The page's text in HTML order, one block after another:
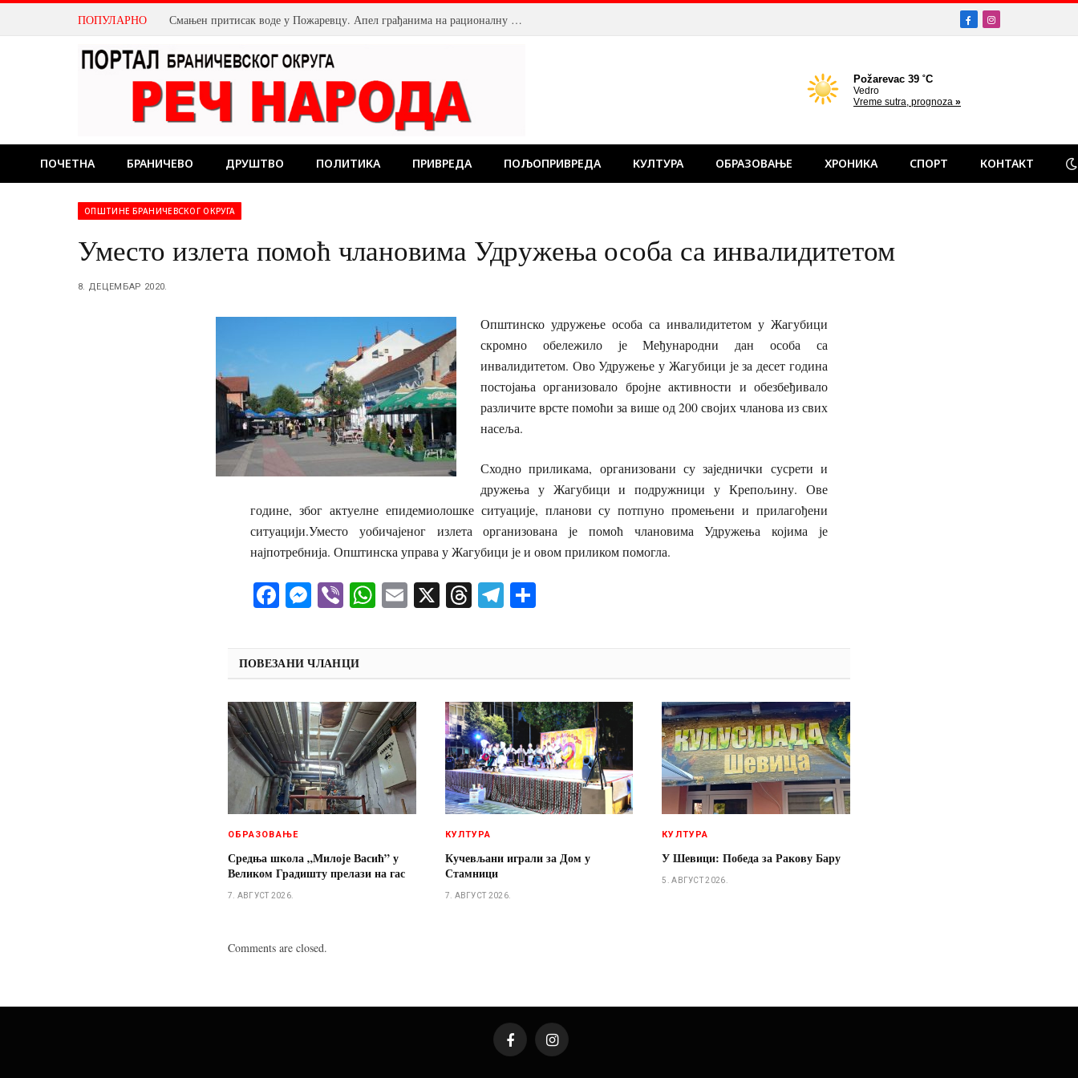
ПОПУЛАРНО Смањен притисак воде у Пожаревцу. Апел грађанима на рационалну потрошњу FacebookInstagram
ПОЧЕТНА БРАНИЧЕВО ДРУШТВО ПОЛИТИКА ПРИВРЕДА ПОЉОПРИВРЕДА КУЛТУРА ОБРАЗОВАЊЕ ХРОНИКА СПОРТ КОНТАКТ
ОПШТИНЕ БРАНИЧЕВСКОГ ОКРУГА
Уместо излета помоћ члановима Удружења особа са инвалидитетом
8. ДЕЦЕМБАР 2020.
Општинско удружење особа са инвалидитетом у Жагубици
скромно обележило је Међународни дан особа са
инвалидитетом. Ово Удружење у Жагубици је за десет година
постојања организовало бројне активности и обезбеђивало
различите врсте помоћи за више од 200 својих чланова из свих
насеља.
Сходно приликама, организовани су заједнички сусрети и
дружења у Жагубици и подружници у Крепољину. Ове
године, због актуелне епидемиолошке ситуације, планови су потпуно промењени и прилагођени
ситуацији.Уместо уобичајеног излета организована је помоћ члановима Удружења којима је
најпотребнија. Општинска управа у Жагубици је и овом приликом помогла.
Facebook
Messenger
ViberWhatsApp
Email
X ThreadsTelegram
ПОВЕЗАНИ ЧЛАНЦИ
ОБРАЗОВАЊЕ
Средња школа „Милоје Васић” у
Великом Градишту прелази на гас
7. АВГУСТ 2026.
КУЛТУРА
Кучевљани играли за Дом у
Стамници
7. АВГУСТ 2026.
КУЛТУРА
У Шевици: Победа за Ракову Бару
5. АВГУСТ 2026.
Comments are closed.
FacebookInstagram